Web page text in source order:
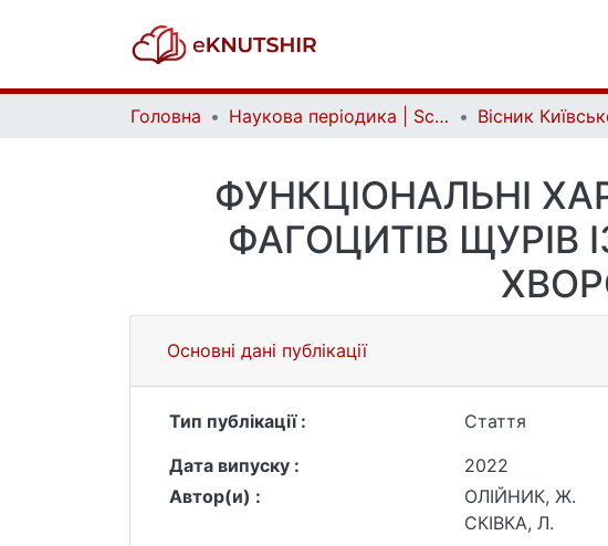
Головна Наукова періодика | Scientific periodicals
ФУНКЦІОНАЛЬНІ
ФАГОЦИТІВ ЩУРІВ
Основні дані публікації
Тип публікації :
Стаття
Дата випуску :
2022
Автор(и) :
ОЛІЙНИК, Ж.
СКІВКА, Л.